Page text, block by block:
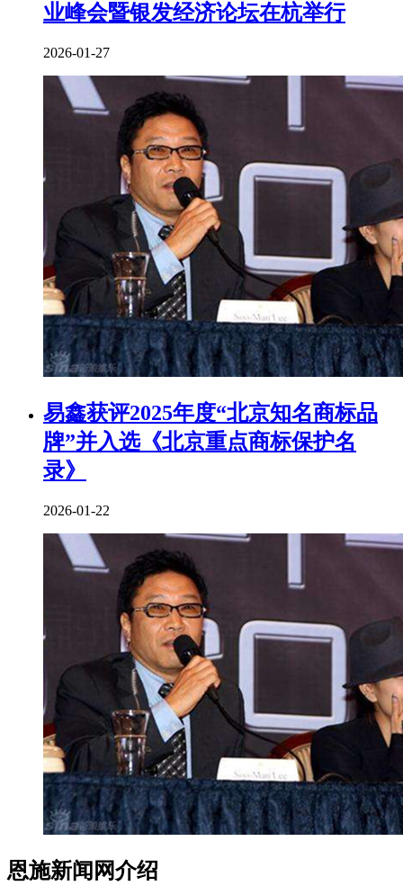
业峰会暨银发经济论坛在杭举行
2026-01-27
易鑫获评2025年度“北京知名商标品
牌”并入选《北京重点商标保护名
录》
2026-01-22
恩施新闻网介绍